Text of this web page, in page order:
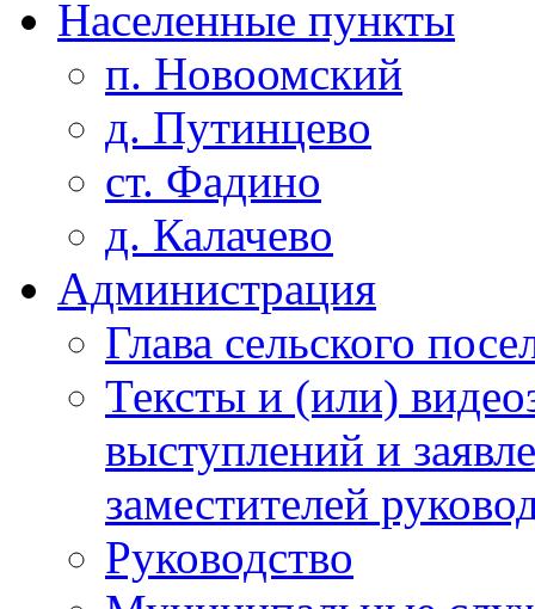
Населенные пункты
п. Новоомский
д. Путинцево
ст. Фадино
д. Калачево
Администрация
Глава сельского
Тексты и (или)
выступлений и
заместителей
Руководство